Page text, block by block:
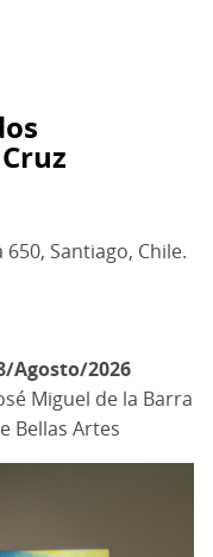
Santiago, Chile.
Agosto/2026
Miguel de la Barra
Bellas Artes